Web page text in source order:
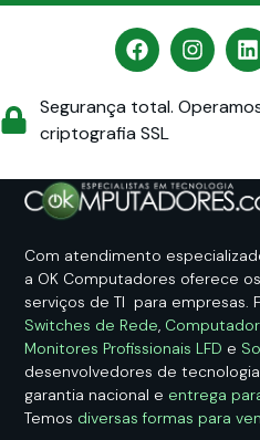
Segurança total.
criptografia SSL
Com atendimento
a OK Computadores oferece
serviços de TI para empresas.
Switches de Rede,
Monitores Profissionais LFD e
desenvolvedores de
garantia nacional e entrega
Temos diversas formas para